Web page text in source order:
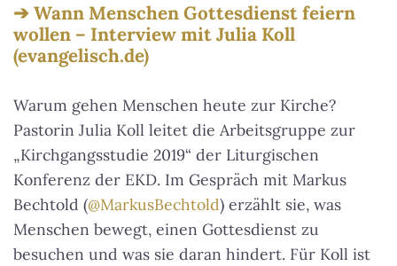
Wann Menschen Gottesdienst feiern
wollen – Interview mit Julia Koll
(evangelisch.de)
Warum gehen Menschen heute zur Kirche?
Pastorin Julia Koll leitet die Arbeitsgruppe zur
„Kirchgangsstudie 2019“ der Liturgischen
Konferenz der EKD. Im Gespräch mit Markus
Bechtold (@MarkusBechtold) erzählt sie, was
Menschen bewegt, einen Gottesdienst zu
besuchen und was sie daran hindert. Für Koll ist